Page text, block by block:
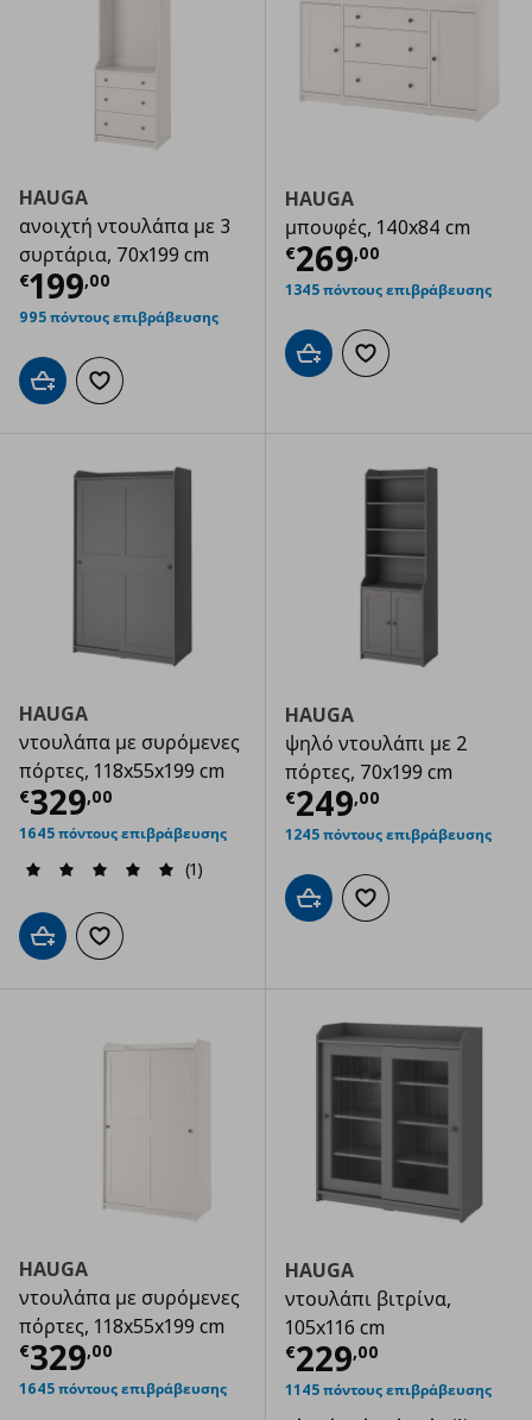
HAUGA
ανοιχτή ντουλάπα με 3
συρτάρια, 70x199 cm
€199,00
Τρέχουσα τιμή € 199,00
995 πόντους επιβράβευσης
Προσθήκη στο καλάθι
Προσθήκη στα αγαπημένα
HAUGA
μπουφές, 140x84 cm
€269,00
Τρέχουσα
1345 πόντους επιβράβευσης
Προσθήκη στο καλάθι
Προσθήκη στα
HAUGA
ντουλάπα με συρόμενες
πόρτες, 118x55x199 cm
€329,00
Τρέχουσα τιμή € 329,00
1645 πόντους επιβράβευσης
(1)
Προσθήκη στο καλάθι
Προσθήκη στα αγαπημένα
HAUGA
ψηλό ντουλάπι με 2
πόρτες, 70x199 cm
€249,00
Τρέχουσα
1245 πόντους επιβράβευσης
Προσθήκη στο καλάθι
Προσθήκη στα
HAUGA
ντουλάπα με συρόμενες
πόρτες, 118x55x199 cm
€329,00
Τρέχουσα τιμή € 329,00
1645 πόντους επιβράβευσης
HAUGA
ντουλάπι βιτρίνα,
105x116 cm
€229,00
Τρέχουσα
1145 πόντους επιβράβευσης